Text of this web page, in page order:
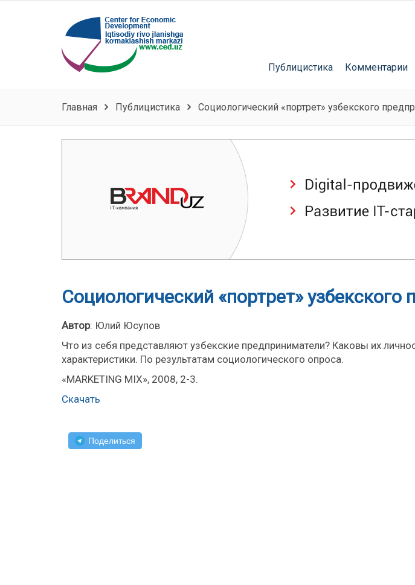
Публицистика Комментарии
Главная Публицистика Социологический «портрет» узбекского
Социологический «портрет»
Автор: Юлий Юсупов
Что из себя представляют узбекские предприниматели? Каковы их
характеристики. По результатам социологического опроса.
«MARKETING MIX», 2008, 2-3.
Скачать
Поделиться